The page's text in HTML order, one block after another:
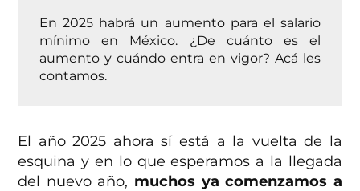
En 2025 habrá un aumento para el salario
mínimo en México. ¿De cuánto es el
aumento y cuándo entra en vigor? Acá les
contamos.
El año 2025 ahora sí está a la vuelta de la
esquina y en lo que esperamos a la llegada
del nuevo año, muchos ya comenzamos a